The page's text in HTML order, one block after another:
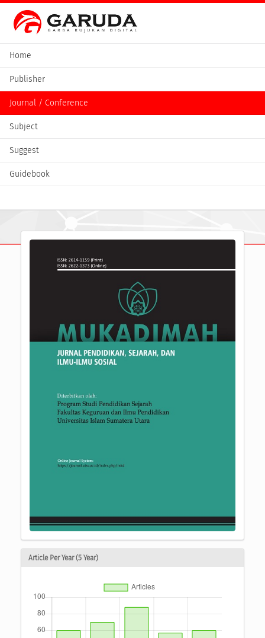
Home
Publisher
Journal / Conference
Subject
Suggest
Guidebook
Article Per Year (5 Year)